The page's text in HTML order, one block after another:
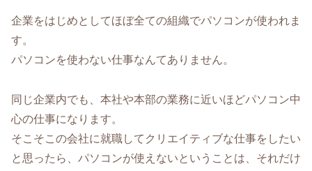
企業をはじめとしてほぼ全ての組織でパソコンが使われま
す。
パソコンを使わない仕事なんてありません。
同じ企業内でも、本社や本部の業務に近いほどパソコン中
心の仕事になります。
そこそこの会社に就職してクリエイティブな仕事をしたい
と思ったら、パソコンが使えないということは、それだけ